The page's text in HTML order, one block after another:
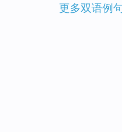
更多双语例